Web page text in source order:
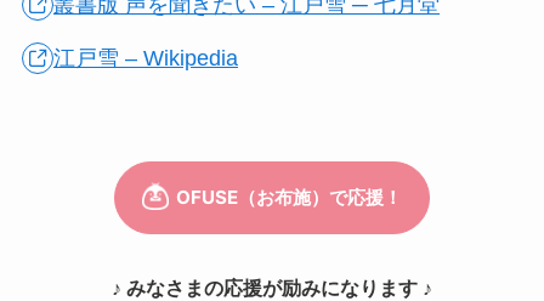
江戸雪 – Wikipedia
♪ みなさまの応援が励みになります ♪